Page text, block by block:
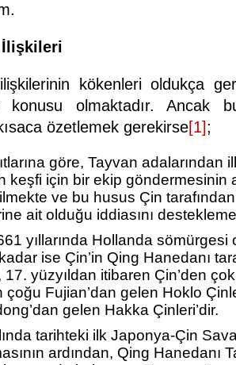
İlişkileri
kökenleri oldukça
konusu olmaktadır. Ancak
özetlemek gerekirse[1];
göre, Tayvan adalarından
keşfi için bir ekip göndermesinin
ve bu husus Çin
ait olduğu iddiasını
yıllarında Hollanda sömürgesi
ise Çin’in Qing Hanedanı
17. yüzyıldan itibaren Çin’den
çoğu Fujian’dan gelen Hoklo
gelen Hakka Çinleri’dir.
tarihteki ilk Japonya-Çin
ardından, Qing Hanedanı